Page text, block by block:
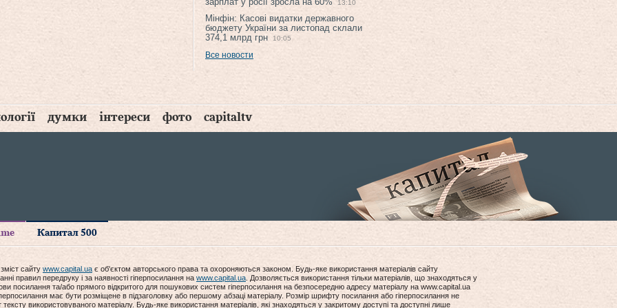
13:10
Мінфін: Касові видатки державного
бюджету України за листопад склали
374,1 млрд грн
10:05
Все новости
думки інтереси фото capitaltv
Капитал 500
сайту www.capital.ua є об'єктом авторського права та охороняються законом. Будь-яке використання матеріалів сайту
правил передруку і за наявності гіперпосилання на www.capital.ua . Дозволяється використання тільки матеріалів, що знаходяться у
посилання та/або прямого відкритого для пошукових систем гіперпосилання на безпосередню адресу матеріалу на www.capital.ua
має бути розміщене в підзаголовку або першому абзаці матеріалу. Розмір шрифту посилання або гіперпосилання не
використовуваного матеріалу. Будь-яке використання матеріалів, які знаходяться у закритому доступі та доступні лише